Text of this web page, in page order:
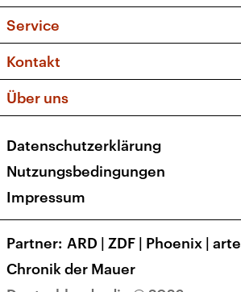
Sendungen und Podcasts
Musikliste
Kakadu – Das Kinderprogramm
Frequenzen (UKW + DAB+)
Service
FAQ
Apps
Newsletter
Kontakt
Social Media
Über uns
Presse
Karriere
Transparenz
Datenschutzerklärung
Nutzungsbedingungen
Impressum
Partner ARD | ZDF | Phoenix | arte
Chronik der Mauer